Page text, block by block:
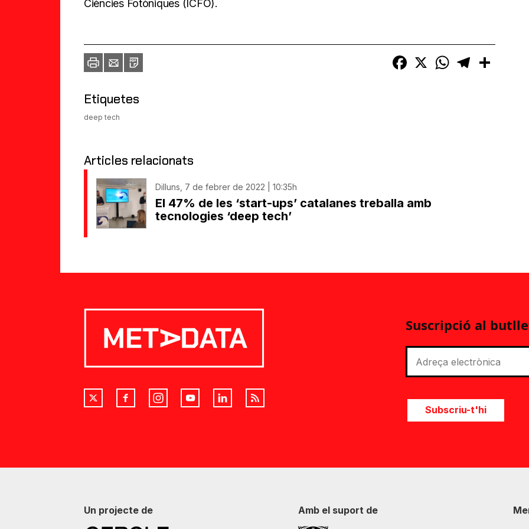
Ciències Fotòniques (ICFO).
ImprimirEnvia
un
PDF Facebook
X WhatsAppTelegram
Etiquetes
deep tech
Articles relacionats
Dilluns, 7 de febrer de 2022 | 10:35h
El 47% de les ‘start-ups’ catalanes treballa amb
tecnologies ‘deep tech’
Suscripció al
Subscriu-t'hi
Un projecte de Amb el suport de